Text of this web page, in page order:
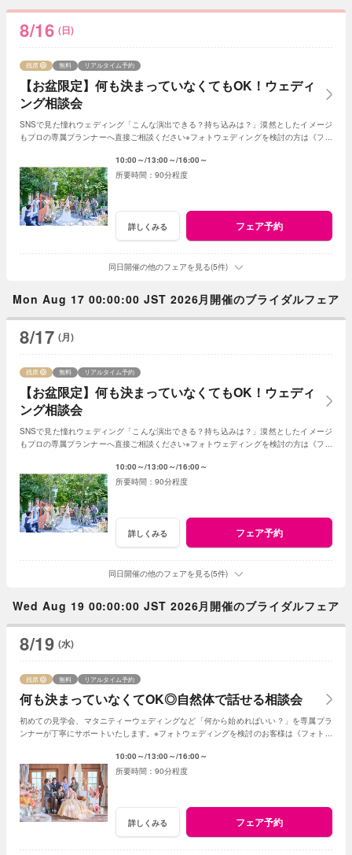
8/16 (日)
【お盆限定】何も決まっていなくてもOK！ウェディ
ング相談会
残席 無料 リアルタイム予約
SNSで見た憧れウェディング「こんな演出できる？持ち込みは？」漠然としたイメージ
もプロの専属プランナーへ直接ご相談ください※フォトウェディングを検討の方は《フォ
10:00～ 13:00～ 16:00～
90分程度
詳しくみる フェア予約
同日開催の他のフェアを見る(5件)
Mon Aug 17 00:00:00 JST 2026月開催のブライダルフェア
8/17 (月)
【お盆限定】何も決まっていなくてもOK！ウェディ
ング相談会
残席 無料 リアルタイム予約
SNSで見た憧れウェディング「こんな演出できる？持ち込みは？」漠然としたイメージ
もプロの専属プランナーへ直接ご相談ください※フォトウェディングを検討の方は《フォ
10:00～ 13:00～ 16:00～
90分程度
詳しくみる フェア予約
同日開催の他のフェアを見る(5件)
Wed Aug 19 00:00:00 JST 2026月開催のブライダルフェア
8/19 (水)
何も決まっていなくてOK◎自然体で話せる相談会
残席 無料 リアルタイム予約
初めての見学会、マタニティーウェディングなど「何から始めればいい？」を専属プラ
ンナーが丁寧にサポートいたします。※フォトウェディングを検討のお客様は《フォトウ
10:00～ 13:00～ 16:00～
90分程度
詳しくみる フェア予約